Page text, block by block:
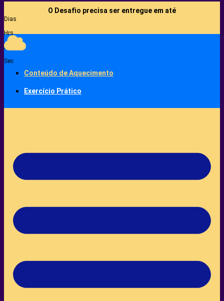
O Desafio precisa ser entregue em até
Dias
Hrs
Min
Sec
Conteúdo de Aquecimento
Exercício Prático